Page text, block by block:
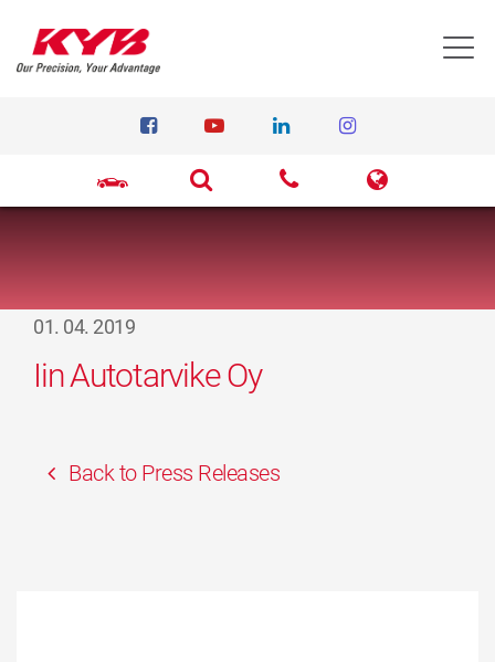
01. 04. 2019
Iin Autotarvike Oy
Back to Press Releases